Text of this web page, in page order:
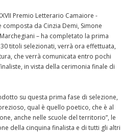
Premio Letterario Camaiore -
da Cinzia Demi, Simone
– ha completato la prima
titoli selezionati, verrà ora effettuata,
che verrà comunicata entro pochi
in vista della cerimonia finale di
su questa prima fase di selezione,
qual è quello poetico, che è al
anche nelle scuole del territorio”, le
della cinquina finalista e di tutti gli altri